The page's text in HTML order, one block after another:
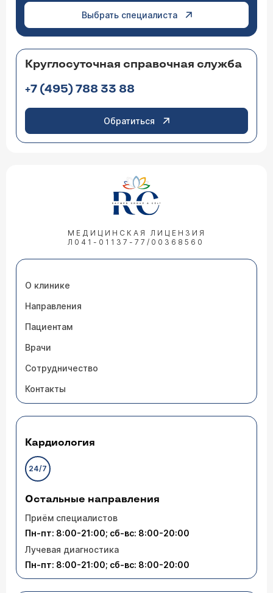
Выбрать специалиста
Круглосуточная справочная служба
+7 (495) 788 33 88
Обратиться
МЕДИЦИНСКАЯ ЛИЦЕНЗИЯ
Л041-01137-77/00368560
О клинике
Направления
Пациентам
Врачи
Сотрудничество
Контакты
Кардиология
24/7
Остальные направления
Приём специалистов
Пн-пт: 8:00-21:00; сб-вс: 8:00-20:00
Лучевая диагностика
Пн-пт: 8:00-21:00; сб-вс: 8:00-20:00